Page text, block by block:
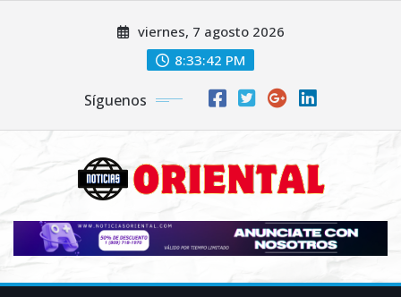
viernes, 7 agosto 2026
8:33:44 PM
Síguenos